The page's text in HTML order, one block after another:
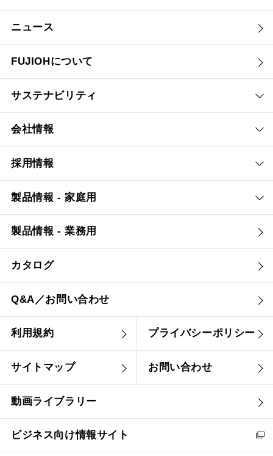
ニュース
FUJIOHについて
サステナビリティ
会社情報
採用情報
製品情報 - 家庭用
製品情報 - 業務用
カタログ
Q&A／お問い合わせ
利用規約 プライバシーポリシー
サイトマップ お問い合わせ
動画ライブラリー
ビジネス向け情報サイト